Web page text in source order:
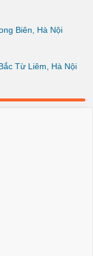
Biên, Hà Nội
Từ Liêm, Hà Nội